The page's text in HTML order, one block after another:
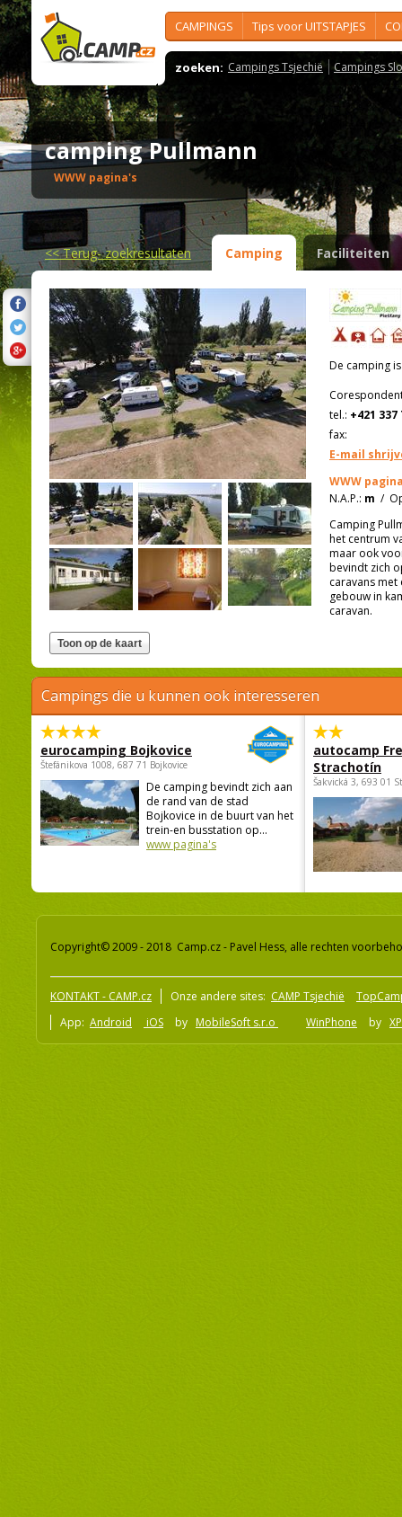
CAMPINGS Tips voor UITSTAPJES
zoeken: Campings Tsjechië Campings
camping Pullmann
WWW pagina's
<<Terug- zoekresultaten Camping Faciliteiten
De camping
tel.: +421 337
fax:
E-mail
WWW
N.A.P.: m /
Camping
het centrum
maar ook
bevindt zich
caravans
gebouw in
caravan.
Campings die u kunnen ook interesseren
eurocamping Bojkovice
Štefánikova 1008, 687 71 Bojkovice
De camping bevindt zich aan
de rand van de stad
Bojkovice in de buurt van het
trein-en busstation op...
www pagina's
autocamp
Strachotín
Šakvická 3, 693 01
Copyright© 2009 - 2018 Camp.cz - Pavel Hess, alle rechten
KONTAKT - CAMP.cz Onze andere sites: CAMP Tsjechië
App: Android iOS by MobileSoft s.r.o WinPhone by